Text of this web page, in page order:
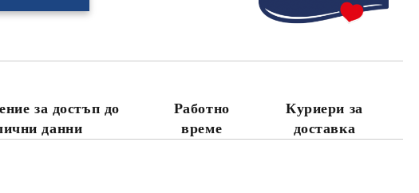
за достъп до
данни
Работно
време
Куриери за
доставка